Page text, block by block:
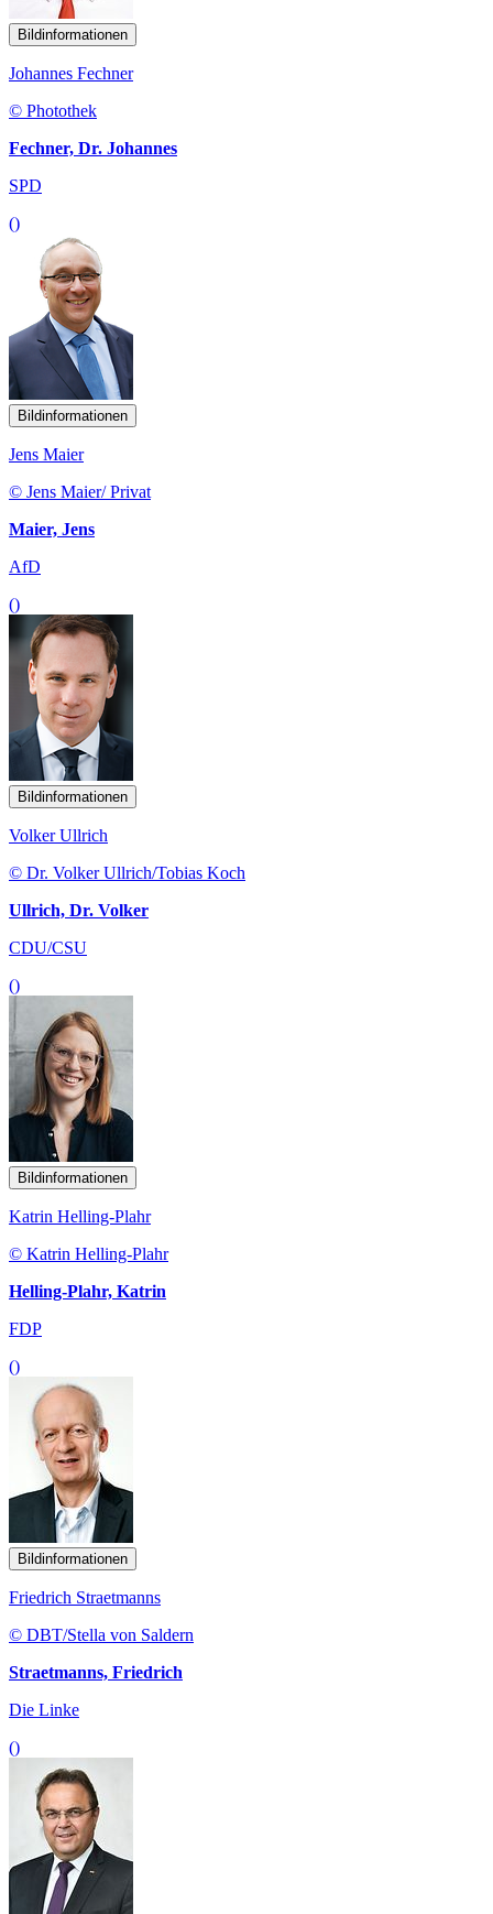
Bildinformationen
Johannes Fechner
© Photothek
Fechner, Dr. Johannes
SPD
()
Bildinformationen
Jens Maier
© Jens Maier/ Privat
Maier, Jens
AfD
()
Bildinformationen
Volker Ullrich
© Dr. Volker Ullrich/Tobias Koch
Ullrich, Dr. Volker
CDU/CSU
()
Bildinformationen
Katrin Helling-Plahr
© Katrin Helling-Plahr
Helling-Plahr, Katrin
FDP
()
Bildinformationen
Friedrich Straetmanns
© DBT/Stella von Saldern
Straetmanns, Friedrich
Die Linke
()